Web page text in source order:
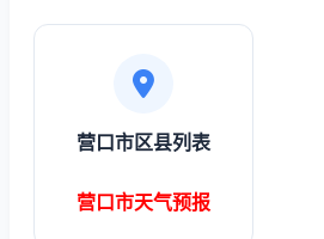
营口市区县列表
营口市天气预报